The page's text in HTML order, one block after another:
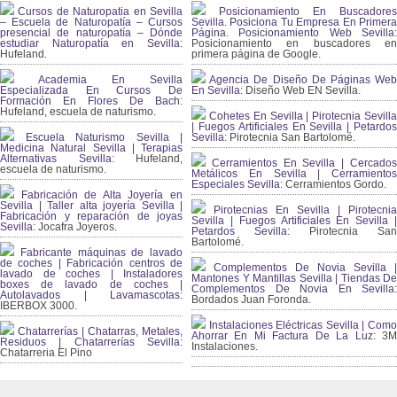
Cursos de Naturopatia en Sevilla
– Escuela de Naturopatía – Cursos
presencial de naturopatía – Dónde
estudiar Naturopatía en Sevilla:
Hufeland.
Academia En Sevilla
Especializada En Cursos De
Formación En Flores De Bach:
Hufeland, escuela de naturismo.
Escuela Naturismo Sevilla |
Medicina Natural Sevilla | Terapias
Alternativas Sevilla: Hufeland,
escuela de naturismo.
Fabricación de Alta Joyería en
Sevilla | Taller alta joyería Sevilla |
Fabricación y reparación de joyas
Sevilla: Jocafra Joyeros.
Fabricante máquinas de lavado
de coches | Fabricación centros de
lavado de coches | Instaladores
boxes de lavado de coches |
Autolavados | Lavamascotas:
IBERBOX 3000.
Chatarrerías | Chatarras, Metales,
Residuos | Chatarrerías Sevilla:
Chatarreria El Pino
Posicionamiento En Buscadores
Sevilla. Posiciona Tu Empresa En Primera
Página. Posicionamiento Web Sevilla:
Posicionamiento en buscadores en
primera página de Google.
Agencia De Diseño De Páginas Web
En Sevilla: Diseño Web EN Sevilla.
Cohetes En Sevilla | Pirotecnia Sevilla
| Fuegos Artificiales En Sevilla | Petardos
Sevilla: Pirotecnia San Bartolomé.
Cerramientos En Sevilla | Cercados
Metálicos En Sevilla | Cerramientos
Especiales Sevilla: Cerramientos Gordo.
Pirotecnias En Sevilla | Pirotecnia
Sevilla | Fuegos Artificiales En Sevilla |
Petardos Sevilla: Pirotecnia San
Bartolomé.
Complementos De Novia Sevilla |
Mantones Y Mantillas Sevilla | Tiendas De
Complementos De Novia En Sevilla:
Bordados Juan Foronda.
Instalaciones Eléctricas Sevilla | Como
Ahorrar En Mi Factura De La Luz:3M
Instalaciones.